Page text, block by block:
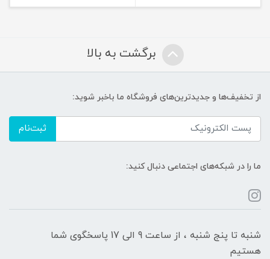
برگشت به بالا
از تخفیف‌ها و جدیدترین‌های فروشگاه ما باخبر شوید:
ثبت‌نام
ما را در شبکه‌های اجتماعی دنبال کنید:
شنبه تا پنج شنبه ، از ساعت 9 الی 17 پاسخگوی شما
هستیم